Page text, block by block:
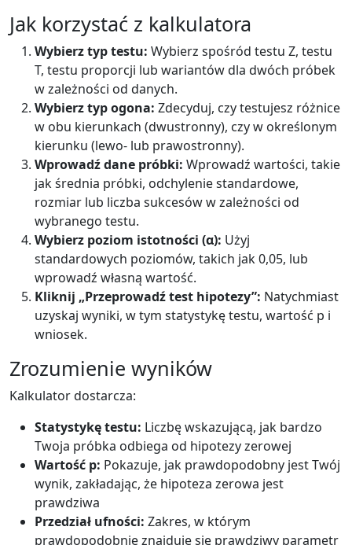
Jak korzystać z kalkulatora
Wybierz typ testu: Wybierz spośród testu Z, testu
T, testu proporcji lub wariantów dla dwóch próbek
w zależności od danych.
Wybierz typ ogona: Zdecyduj, czy testujesz różnice
w obu kierunkach (dwustronny), czy w określonym
kierunku (lewo- lub prawostronny).
Wprowadź dane próbki: Wprowadź wartości, takie
jak średnia próbki, odchylenie standardowe,
rozmiar lub liczba sukcesów w zależności od
wybranego testu.
Wybierz poziom istotności (α): Użyj
standardowych poziomów, takich jak 0,05, lub
wprowadź własną wartość.
Kliknij „Przeprowadź test hipotezy”: Natychmiast
uzyskaj wyniki, w tym statystykę testu, wartość p i
wniosek.
Zrozumienie wyników
Kalkulator dostarcza:
Statystykę testu: Liczbę wskazującą, jak bardzo
Twoja próbka odbiega od hipotezy zerowej
Wartość p: Pokazuje, jak prawdopodobny jest Twój
wynik, zakładając, że hipoteza zerowa jest
prawdziwa
Przedział ufności: Zakres, w którym
prawdopodobnie znajduje się prawdziwy parametr